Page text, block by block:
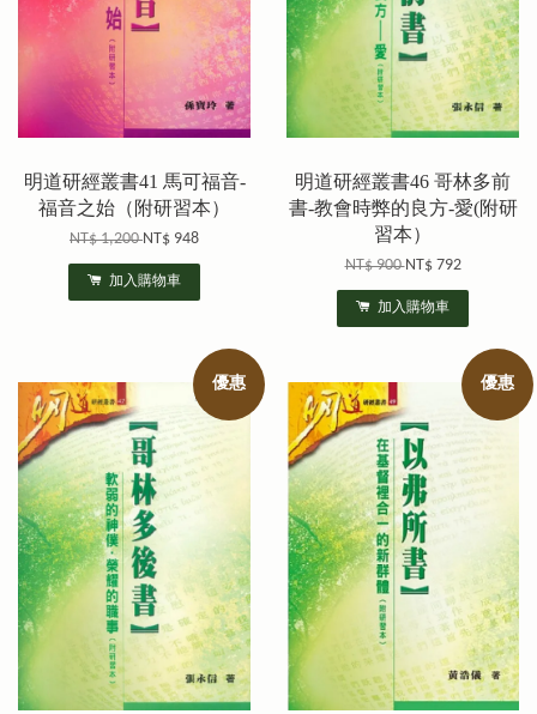
明道研經叢書41 馬可福音-
福音之始（附研習本）
NT$ 1,200NT$ 948
加入購物車
明道研經叢書46 哥林多前
書-教會時弊的良方-愛(附研
習本）
NT$ 900NT$ 792
加入購物車
優惠 優惠